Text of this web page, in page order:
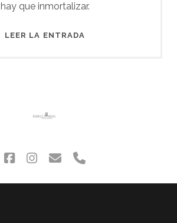
hay que inmortalizar.
LEER LA ENTRADA
facebook
instagram
correophone